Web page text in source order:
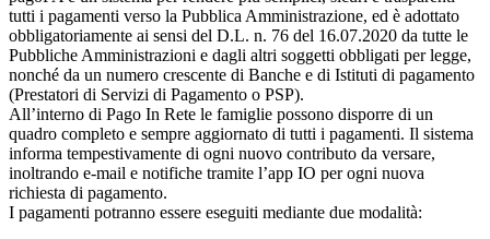
tutti i pagamenti verso la Pubblica Amministrazione, ed è adottato
obbligatoriamente ai sensi del D.L. n. 76 del 16.07.2020 da tutte le
Pubbliche Amministrazioni e dagli altri soggetti obbligati per legge,
nonché da un numero crescente di Banche e di Istituti di pagamento
(Prestatori di Servizi di Pagamento o PSP).
All’interno di Pago In Rete le famiglie possono disporre di un
quadro completo e sempre aggiornato di tutti i pagamenti. Il sistema
informa tempestivamente di ogni nuovo contributo da versare,
inoltrando e-mail e notifiche tramite l’app IO per ogni nuova
richiesta di pagamento.
I pagamenti potranno essere eseguiti mediante due modalità: